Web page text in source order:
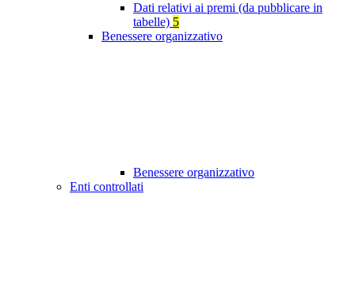
Dati relativi ai premi (da pubblicare in
tabelle) 5
Benessere organizzativo
Benessere organizzativo
Enti controllati